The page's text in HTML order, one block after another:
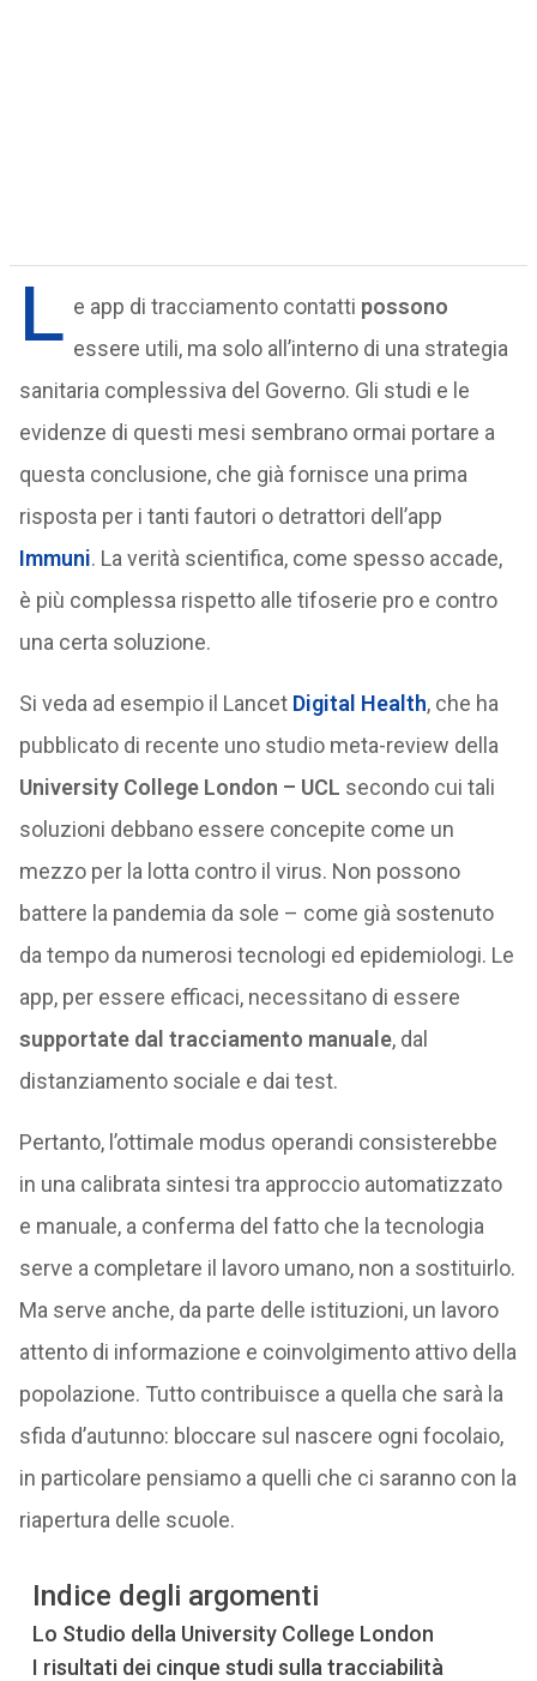
L e app di tracciamento contatti possono
essere utili, ma solo all’interno di una strategia
sanitaria complessiva del Governo. Gli studi e le
evidenze di questi mesi sembrano ormai portare a
questa conclusione, che già fornisce una prima
risposta per i tanti fautori o detrattori dell’app
Immuni. La verità scientifica, come spesso accade,
è più complessa rispetto alle tifoserie pro e contro
una certa soluzione.
Si veda ad esempio il Lancet Digital Health, che ha
pubblicato di recente uno studio meta-review della
University College London – UCL secondo cui tali
soluzioni debbano essere concepite come un
mezzo per la lotta contro il virus. Non possono
battere la pandemia da sole – come già sostenuto
da tempo da numerosi tecnologi ed epidemiologi. Le
app, per essere efficaci, necessitano di essere
supportate dal tracciamento manuale, dal
distanziamento sociale e dai test.
Pertanto, l’ottimale modus operandi consisterebbe
in una calibrata sintesi tra approccio automatizzato
e manuale, a conferma del fatto che la tecnologia
serve a completare il lavoro umano, non a sostituirlo.
Ma serve anche, da parte delle istituzioni, un lavoro
attento di informazione e coinvolgimento attivo della
popolazione. Tutto contribuisce a quella che sarà la
sfida d’autunno: bloccare sul nascere ogni focolaio,
in particolare pensiamo a quelli che ci saranno con la
riapertura delle scuole.
Indice degli argomenti
Lo Studio della University College London
I risultati dei cinque studi sulla tracciabilità